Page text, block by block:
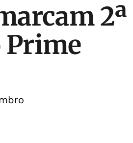
2ª
Prime